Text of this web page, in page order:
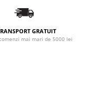
GRATUIT
mai mari de 5000 lei